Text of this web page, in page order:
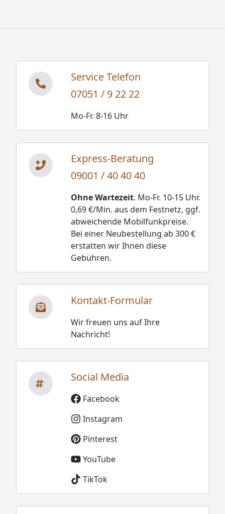
Service Telefon
07051 / 9 22 22
Mo-Fr. 8-16 Uhr
Express-Beratung
09001 / 40 40 40
Ohne Wartezeit. Mo-Fr. 10-15 Uhr.
0,69 €/Min. aus dem Festnetz, ggf.
abweichende Mobilfunkpreise.
Bei einer Neubestellung ab 300 €
erstatten wir Ihnen diese
Gebühren.
Kontakt-Formular
Wir freuen uns auf Ihre
Nachricht!
Social Media
Facebook
Instagram
Pinterest
YouTube
TikTok